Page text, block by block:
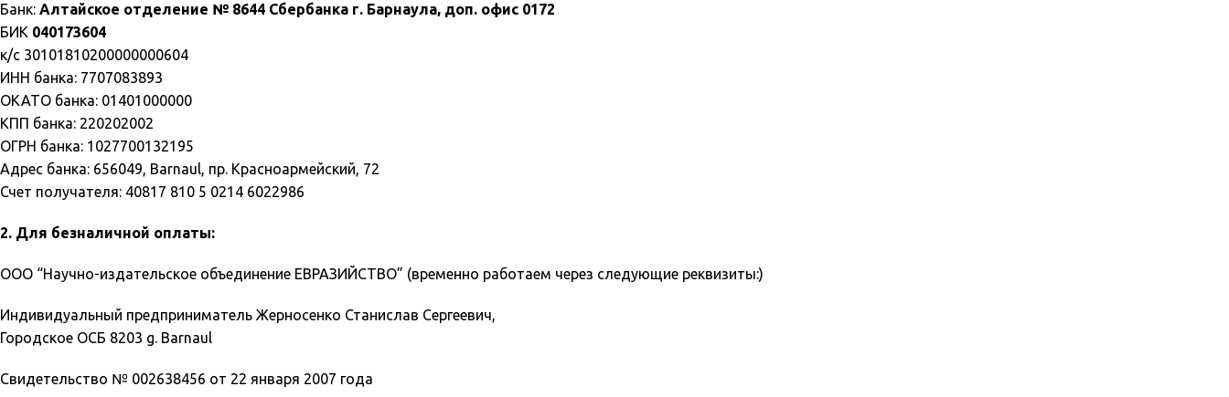
Банк: Алтайское отделение № 8644 Сбербанка г. Барнаула, доп. офис 0172
БИК 040173604
к/с 30101810200000000604
ИНН банка: 7707083893
ОКАТО банка: 01401000000
КПП банка: 220202002
ОГРН банка: 1027700132195
Адрес банка: 656049, Barnaul, пр. Красноармейский, 72
Счет получателя: 40817 810 5 0214 6022986
2. Для безналичной оплаты:
ООО “Научно-издательское объединение ЕВРАЗИЙСТВО” (временно работаем через следующие реквизиты:)
Индивидуальный предприниматель Жерносенко Станислав Сергеевич,
Городское ОСБ 8203 g. Barnaul
Свидетельство № 002638456 от 22 января 2007 года